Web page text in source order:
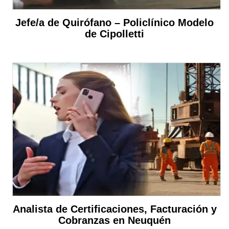
Jefe/a de Quirófano – Policlínico Modelo
de Cipolletti
Analista de Certificaciones, Facturación y
Cobranzas en Neuquén